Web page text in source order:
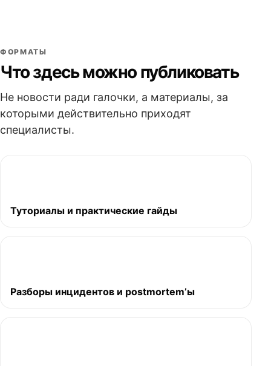
ФОРМАТЫ
Что здесь можно публиковать
Не новости ради галочки, а материалы, за
которыми действительно приходят
специалисты.
Туториалы и практические гайды
Разборы инцидентов и postmortem’ы